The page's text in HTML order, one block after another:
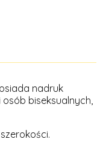
nadruk
biseksualnych,